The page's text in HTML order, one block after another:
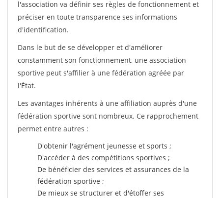
l'association va définir ses règles de fonctionnement et
préciser en toute transparence ses informations
d'identification.
Dans le but de se développer et d'améliorer
constamment son fonctionnement, une association
sportive peut s'affilier à une fédération agréée par
l'État.
Les avantages inhérents à une affiliation auprès d'une
fédération sportive sont nombreux. Ce rapprochement
permet entre autres :
D'obtenir l'agrément jeunesse et sports ;
D'accéder à des compétitions sportives ;
De bénéficier des services et assurances de la
fédération sportive ;
De mieux se structurer et d'étoffer ses